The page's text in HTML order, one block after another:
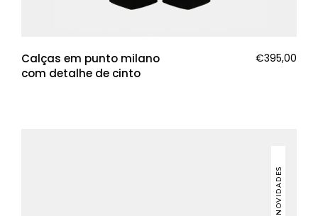
Calças em punto milano
com detalhe de cinto
€395,00
NOVIDADES